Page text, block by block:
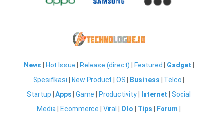
News Hot Issue Release (direct) Featured Gadget
Spesifikasi
New Product |OS Business Telco
Startup |Apps |Game Productivity Internet |Social
Media
Ecommerce |Viral Oto Tips Forum